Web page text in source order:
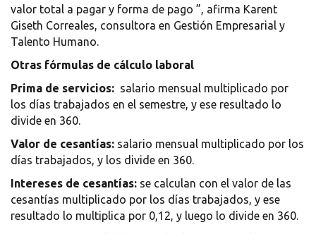
valor total a pagar y forma de pago ”, afirma Karent
Giseth Correales, consultora en Gestión Empresarial y
Talento Humano.
Otras fórmulas de cálculo laboral
Prima de servicios: salario mensual multiplicado por
los días trabajados en el semestre, y ese resultado lo
divide en 360.
Valor de cesantías: salario mensual multiplicado por los
días trabajados, y los divide en 360.
Intereses de cesantías: se calculan con el valor de las
cesantías multiplicado por los días trabajados, y ese
resultado lo multiplica por 0,12, y luego lo divide en 360.